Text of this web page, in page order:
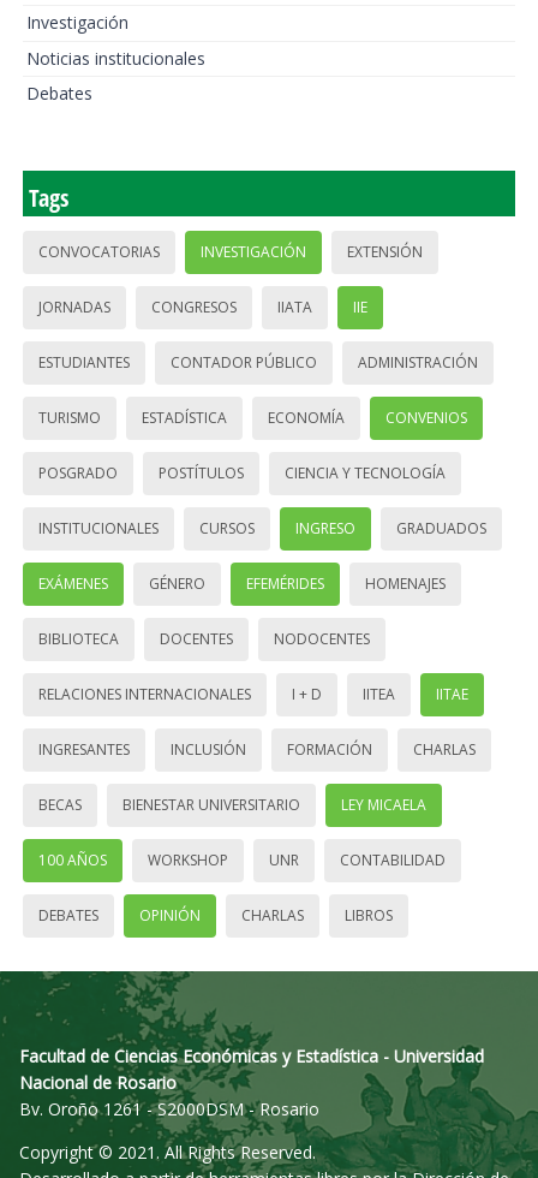
Investigación
Noticias institucionales
Debates
Tags
CONVOCATORIAS INVESTIGACIÓN EXTENSIÓN
JORNADAS CONGRESOS IIATA IIE
ESTUDIANTES CONTADOR PÚBLICO ADMINISTRACIÓN
TURISMO ESTADÍSTICA ECONOMÍA CONVENIOS
POSGRADO POSTÍTULOS CIENCIA Y TECNOLOGÍA
INSTITUCIONALES CURSOS INGRESO GRADUADOS
EXÁMENES GÉNERO EFEMÉRIDES HOMENAJES
BIBLIOTECA DOCENTES NODOCENTES
RELACIONES INTERNACIONALES I + D IITEA IITAE
INGRESANTES INCLUSIÓN FORMACIÓN CHARLAS
BECAS BIENESTAR UNIVERSITARIO LEY MICAELA
100 AÑOS WORKSHOP UNR CONTABILIDAD
DEBATES OPINIÓN CHARLAS LIBROS
Facultad de Ciencias Económicas y Estadística - Universidad
Nacional de Rosario
Bv. Oroño 1261 - S2000DSM - Rosario
Copyright © 2021. All Rights Reserved.